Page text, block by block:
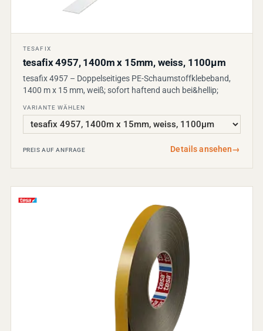
TESAFIX
tesafix 4957, 1400m x 15mm, weiss, 1100µm
tesafix 4957 – Doppelseitiges PE-Schaumstoffklebeband,
1400 m x 15 mm, weiß; sofort haftend auch bei&hellip;
VARIANTE WÄHLEN
PREIS AUF ANFRAGE Details ansehen→